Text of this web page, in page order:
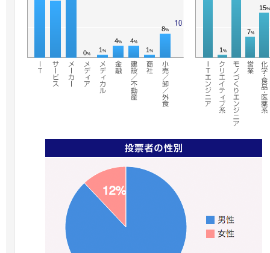
0%
1 %
4% 4%
1 %
8%
1 %
7%
15%